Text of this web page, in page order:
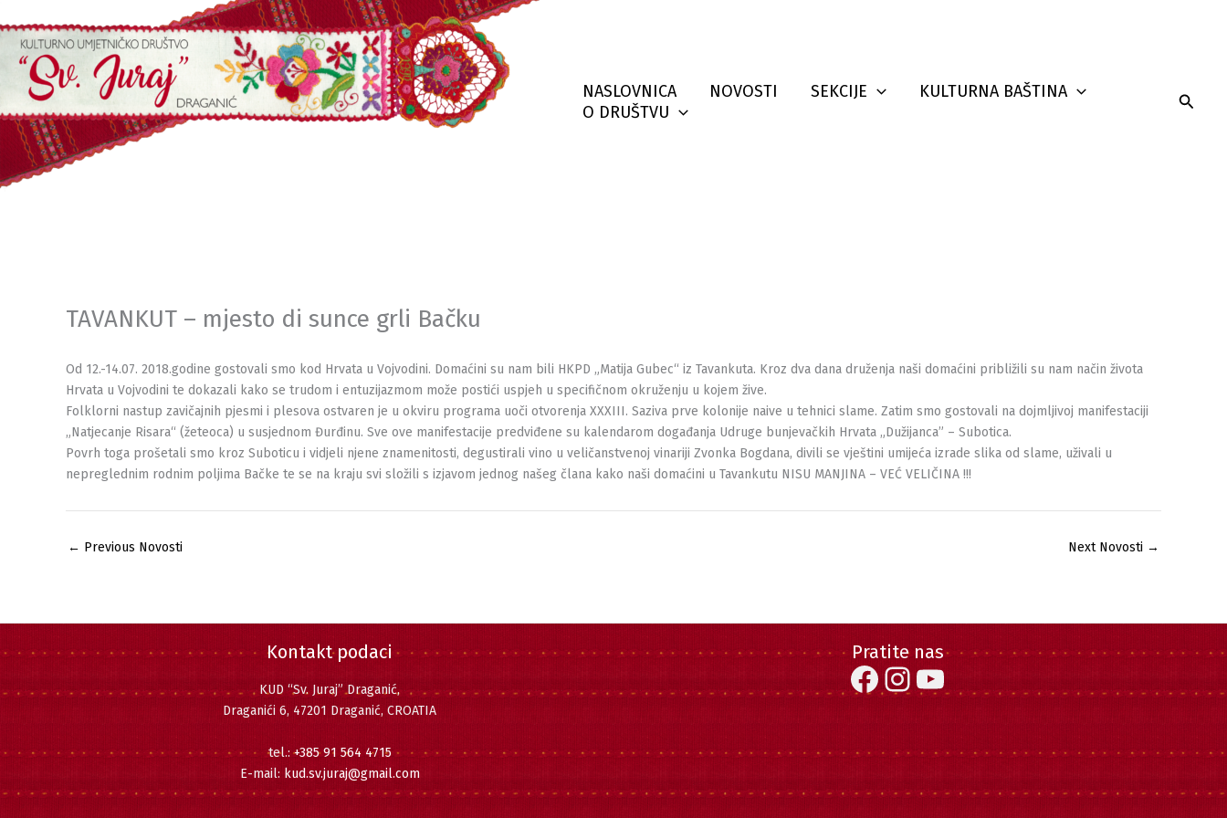
to
content
NASLOVNICA NOVOSTI SEKCIJE
KULTURNA BAŠTINA
O DRUŠTVU
TAVANKUT – mjesto di sunce grli Bačku
Od 12.-14.07. 2018.godine gostovali smo kod Hrvata u Vojvodini. Domaćini su nam bili HKPD „Matija Gubec“ iz Tavankuta. Kroz dva dana druženja naši domaćini približili su nam način života
Hrvata u Vojvodini te dokazali kako se trudom i entuzijazmom može postići uspjeh u specifičnom okruženju u kojem žive.
Folklorni nastup zavičajnih pjesmi i plesova ostvaren je u okviru programa uoči otvorenja XXXIII. Saziva prve kolonije naive u tehnici slame. Zatim smo gostovali na dojmljivoj manifestaciji
„Natjecanje Risara“ (žeteoca) u susjednom Đurđinu. Sve ove manifestacije predviđene su kalendarom događanja Udruge bunjevačkih Hrvata „Dužijanca” – Subotica.
Povrh toga prošetali smo kroz Suboticu i vidjeli njene znamenitosti, degustirali vino u veličanstvenoj vinariji Zvonka Bogdana, divili se vještini umijeća izrade slika od slame, uživali u
nepreglednim rodnim poljima Bačke te se na kraju svi složili s izjavom jednog našeg člana kako naši domaćini u Tavankutu NISU MANJINA – VEĆ VELIČINA !!!
← Previous Novosti Next Novosti →
Kontakt podaci
KUD “Sv. Juraj” Draganić,
Draganići 6, 47201 Draganić, CROATIA
tel.:+385 91 564 4715
E-mail: kud.sv.juraj@gmail.com
Pratite nas
Facebook
Instagram
YouTube